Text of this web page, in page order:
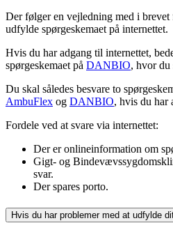
Der følger en vejledning med i
udfylde spørgeskemaet på internettet.
Hvis du har adgang til internettet,
spørgeskemaet på DANBIO, hvor
Du skal således besvare to
AmbuFlex og DANBIO, hvis du har
Fordele ved at svare via internettet:
Der er onlineinformation om
Gigt- og
svar.
Der spares porto.
Hvis du har problemer med at udfylde